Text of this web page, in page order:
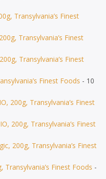
Transylvania’s Finest
Transylvania’s Finest
Transylvania’s Finest
Finest Foods - 10
200g, Transylvania’s Finest
200g, Transylvania’s Finest
200g, Transylvania’s Finest
Transylvania’s Finest Foods -